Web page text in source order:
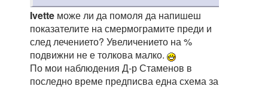
Ivette може ли да помоля да напишеш
показателите на смермограмите преди и
след лечението? Увеличението на %
подвижни не е толкова малко.
По мои наблюдения Д-р Стаменов в
последно време предписва една схема за